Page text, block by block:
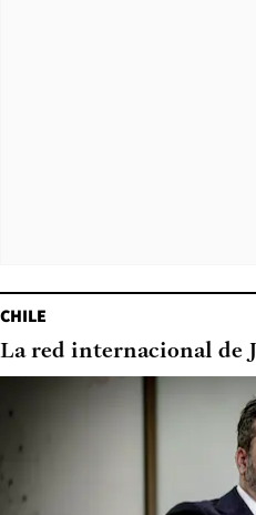
CHILE
La red internacional de